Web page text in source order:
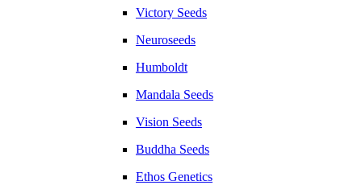
Victory Seeds
Neuroseeds
Humboldt
Mandala Seeds
Vision Seeds
Buddha Seeds
Ethos Genetics